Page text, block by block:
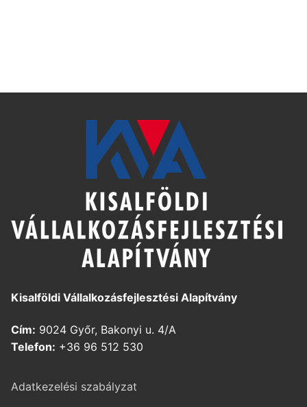
Kisalföldi Vállalkozásfejlesztési Alapítvány
Cím: 9024 Győr, Bakonyi u. 4/A
Telefon: +36 96 512 530
Adatkezelési szabályzat